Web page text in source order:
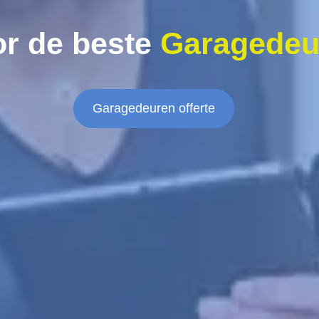
de beste
Garagedeuren offerte